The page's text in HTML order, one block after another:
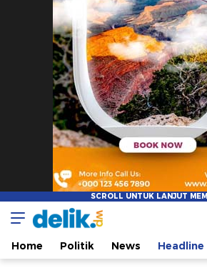
Home Politik News Headline